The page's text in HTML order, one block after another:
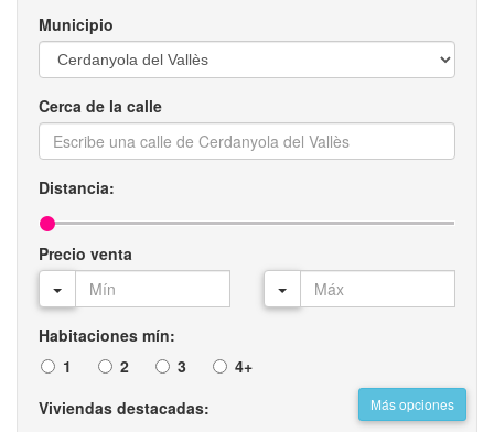
Municipio
Cerca de la calle
Distancia:
Precio venta
Habitaciones mín:
1
2 3 4+
Más opciones
Viviendas destacadas: